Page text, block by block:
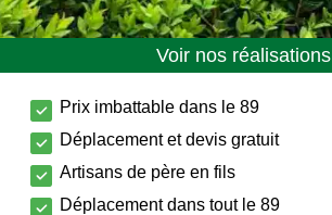
Voir nos réalisations
Prix imbattable dans le 89
Déplacement et devis gratuit
Artisans de père en fils
Déplacement dans tout le 89